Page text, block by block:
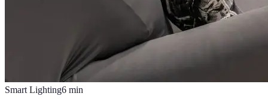
Smart Lighting6 min